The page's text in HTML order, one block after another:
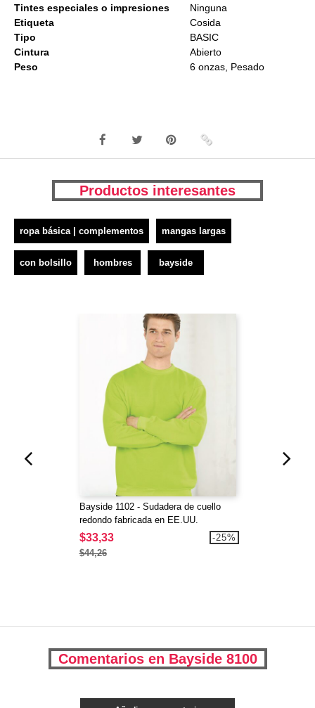
Tintes especiales o impresiones
Ninguna
Etiqueta
Cosida
Tipo
BASIC
Cintura
Abierto
Peso
6 onzas, Pesado
Productos interesantes
ropa básica | complementos mangas largas
con bolsillo hombres bayside
Bayside 1102 - Sudadera de cuello
redondo fabricada en EE.UU.
$33,33
$44,26
-25%
Comentarios en Bayside 8100